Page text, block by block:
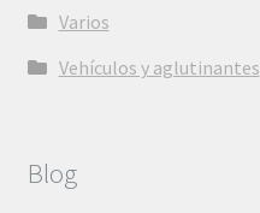
Varios
Vehículos y aglutinantes
Blog